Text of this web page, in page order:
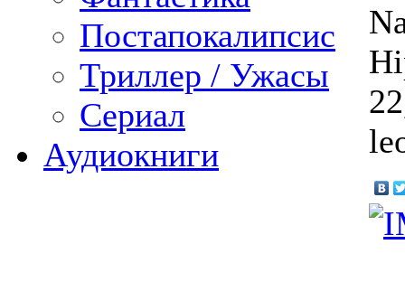
Постапокалипсис
Триллер / Ужасы
Сериал
Аудиокниги